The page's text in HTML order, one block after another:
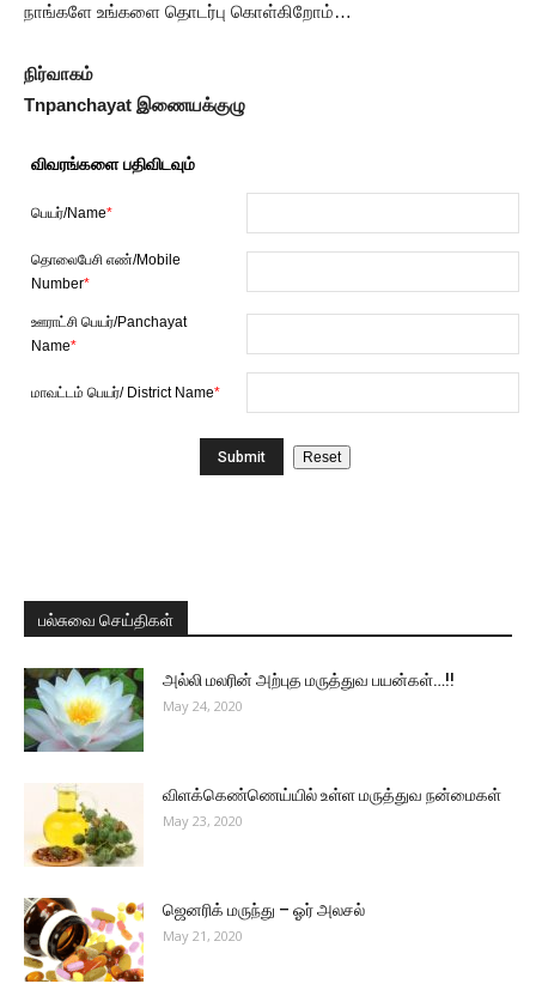
நாங்களே உங்களை தொடர்பு கொள்கிறோம்…
நிர்வாகம்
Tnpanchayat இணையக்குழு
விவரங்களை பதிவிடவும்
பெயர்/Name*
தொலைபேசி எண்/Mobile
Number*
ஊராட்சி பெயர்/Panchayat
Name*
மாவட்டம் பெயர்/ District Name*
பல்சுவை செய்திகள்
அல்லி மலரின் அற்புத மருத்துவ பயன்கள்…!!
May 24, 2020
விளக்கெண்ணெய்யில் உள்ள மருத்துவ நன்மைகள்
May 23, 2020
ஜெனரிக் மருந்து – ஓர் அலசல்
May 21, 2020